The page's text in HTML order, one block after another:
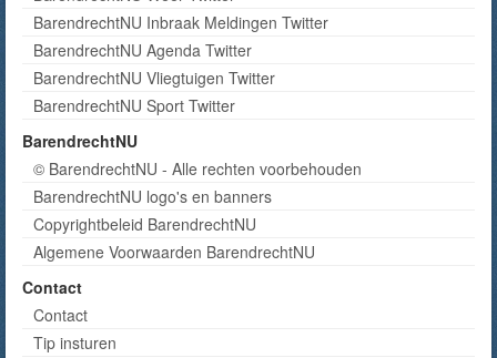
BarendrechtNU Inbraak Meldingen Twitter
BarendrechtNU Agenda Twitter
BarendrechtNU Vliegtuigen Twitter
BarendrechtNU Sport Twitter
BarendrechtNU
© BarendrechtNU - Alle rechten voorbehouden
BarendrechtNU logo's en banners
Copyrightbeleid BarendrechtNU
Algemene Voorwaarden BarendrechtNU
Contact
Contact
Tip insturen